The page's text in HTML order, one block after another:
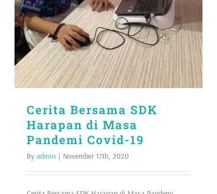
Cerita Bersama SDK
Harapan di Masa
Pandemi Covid-19
By admin | November 17th, 2020